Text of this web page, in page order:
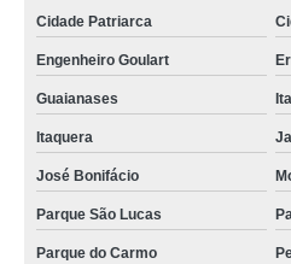
Cidade Patriarca
Engenheiro Goulart
Guaianases
Itaquera
José Bonifácio
Parque São Lucas
Parque do Carmo